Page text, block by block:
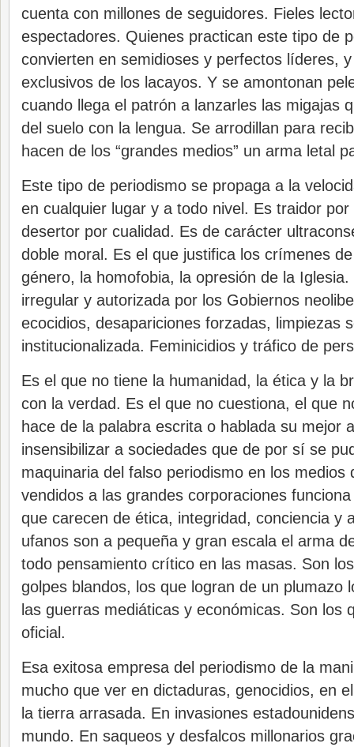
cuenta con millones de seguidores. Fieles
espectadores. Quienes practican este tipo de
convierten en semidioses y perfectos líderes,
exclusivos de los lacayos. Y se amontonan
cuando llega el patrón a lanzarles las migajas
del suelo con la lengua. Se arrodillan para
hacen de los “grandes medios” un arma letal
Este tipo de periodismo se propaga a la
en cualquier lugar y a todo nivel. Es traidor
desertor por cualidad. Es de carácter
doble moral. Es el que justifica los crímenes
género, la homofobia, la opresión de la
irregular y autorizada por los Gobiernos
ecocidios, desapariciones forzadas, limpiezas
institucionalizada. Feminicidios y tráfico de
Es el que no tiene la humanidad, la ética y la
con la verdad. Es el que no cuestiona, el que
hace de la palabra escrita o hablada su mejor
insensibilizar a sociedades que de por sí se
maquinaria del falso periodismo en los medios
vendidos a las grandes corporaciones
que carecen de ética, integridad, conciencia y
ufanos son a pequeña y gran escala el arma
todo pensamiento crítico en las masas. Son
golpes blandos, los que logran de un plumazo
las guerras mediáticas y económicas. Son los
oficial.
Esa exitosa empresa del periodismo de la
mucho que ver en dictaduras, genocidios, en
la tierra arrasada. En invasiones
mundo. En saqueos y desfalcos millonarios